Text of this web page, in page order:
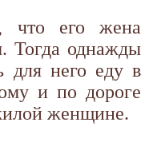
что его жена
Тогда однажды
для него еду в
и по дороге
женщине.